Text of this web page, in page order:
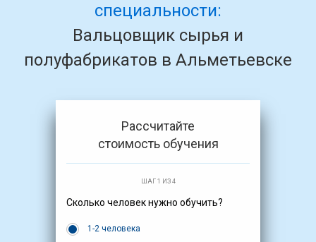
специальности:
Вальцовщик сырья и
полуфабрикатов в Альметьевске
Рассчитайте
стоимость обучения
ШАГ 1 ИЗ 4
Сколько человек нужно обучить?
1-2 человека